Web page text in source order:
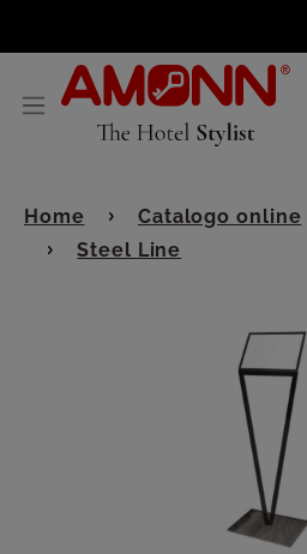
Home Catalogo online
Steel Line